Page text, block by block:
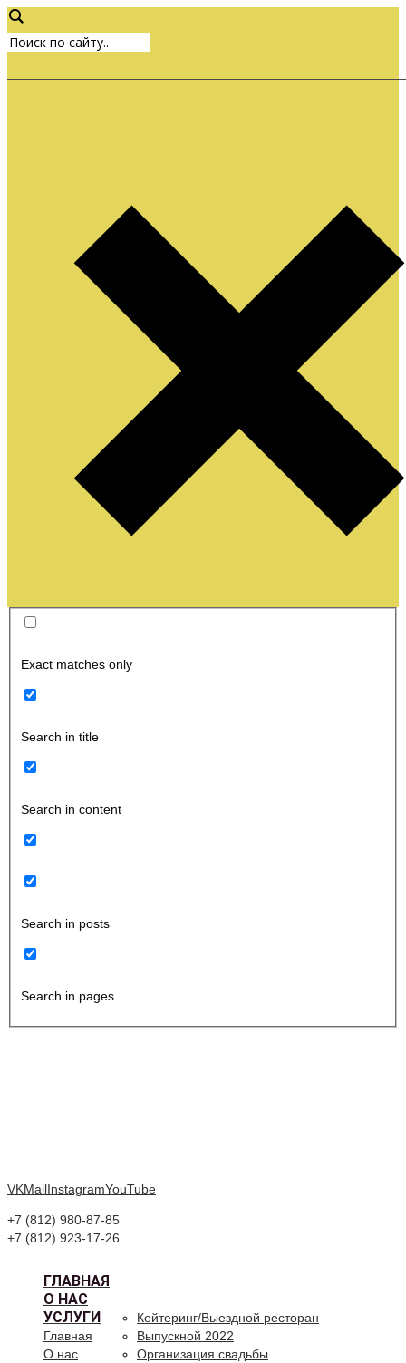
Exact matches only
Search in title
Search in content
Search in posts
Search in pages
VKMailInstagramYouTube
+7 (812) 980-87-85
+7 (812) 923-17-26
ГЛАВНАЯ
О НАС
УСЛУГИ
Кейтеринг/Выездной ресторан
Выпускной 2022
Организация свадьбы
Главная
О нас